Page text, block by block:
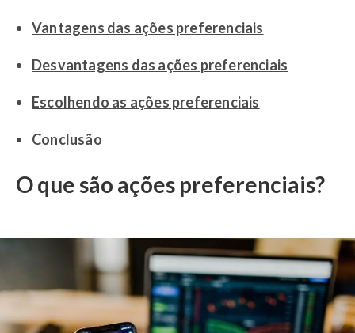
Vantagens das ações preferenciais
Desvantagens das ações preferenciais
Escolhendo as ações preferenciais
Conclusão
O que são ações preferenciais?